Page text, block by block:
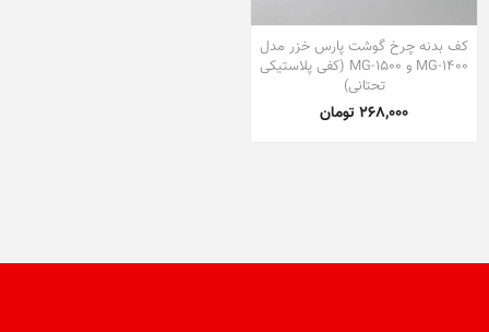
کف بدنه چرخ گوشت پارس خزر مدل
MG-1400 و MG-1500 (کفی پلاستیکی
تحتانی)
268,000 تومان